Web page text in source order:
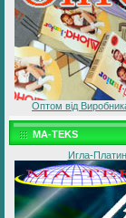
Оптом від
MA-TEKS
Игла-